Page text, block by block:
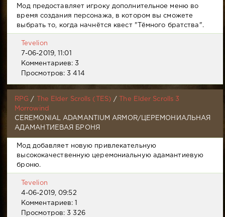
Мод предоставляет игроку дополнительное меню во
время создания персонажа, в котором вы сможете
выбрать то, когда начнётся квест "Тёмного братства".
Tevelion
7-06-2019, 11:01
Комментариев: 3
Просмотров: 3 414
RPG / The Elder Scrolls (TES) /
The Elder Scrolls 3
Morrowind
CEREMONIAL ADAMANTIUM ARMOR/ЦЕРЕМОНИАЛЬНАЯ
АДАМАНТИЕВАЯ БРОНЯ
Мод добавляет новую привлекательную
высококачественную церемониальную адамантиевую
броню.
Tevelion
4-06-2019, 09:52
Комментариев: 1
Просмотров: 3 326